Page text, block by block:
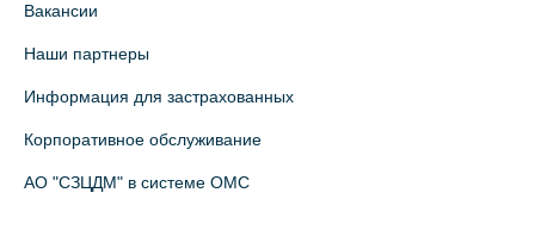
Вакансии
Наши партнеры
Информация для застрахованных
Корпоративное обслуживание
АО "СЗЦДМ" в системе ОМС